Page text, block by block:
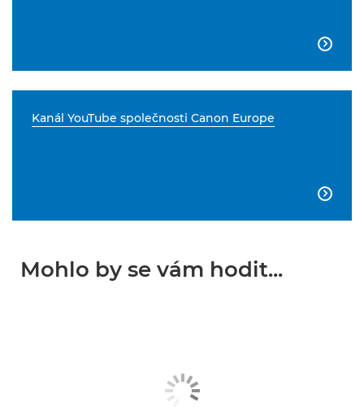

Kanál YouTube společnosti Canon Europe

Mohlo by se vám hodit...